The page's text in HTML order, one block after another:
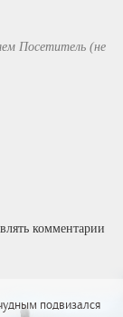
Посетитель (не
комментарии
подвизался